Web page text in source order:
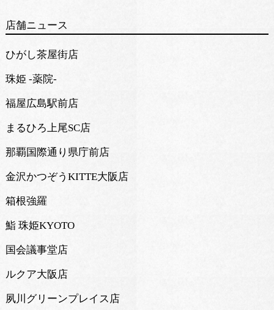
店舗ニュース
ひがし茶屋街店
珠姫 -薬院-
福屋広島駅前店
まるひろ上尾SC店
那覇国際通り県庁前店
金沢かつぞうKITTE大阪店
箱根強羅
鮨 珠姫KYOTO
国会議事堂店
ルクア大阪店
夙川グリーンプレイス店